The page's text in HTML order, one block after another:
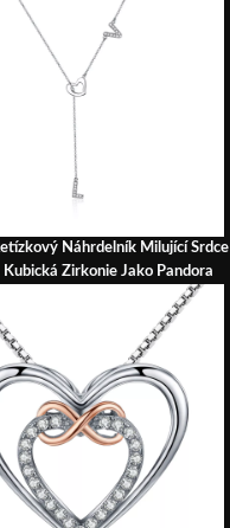
Náhrdelník Milující Srdce
Kubická Zirkonie Jako Pandora